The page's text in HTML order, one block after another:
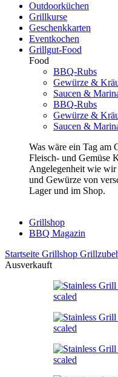
Outdoorküchen
Grillkurse
Geschenkkarten
Eventkochen
Grillgut-Food
Food
BBQ-Rubs
Gewürze &
Saucen &
BBQ-Rubs
Gewürze &
Saucen &
Was wäre ein Tag am
Fleisch- und Gemüse
Angelegenheit wie
und Gewürze von
Lager und im Shop.
Grillshop
BBQ Magazin
Startseite Grillshop
Ausverkauft